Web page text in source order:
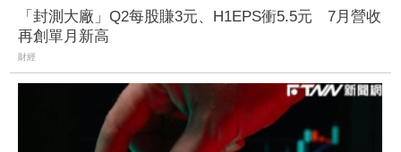
「封測大廠」Q2每股賺3元、H1EPS衝5.5元 7月營收
再創單月新高
財經